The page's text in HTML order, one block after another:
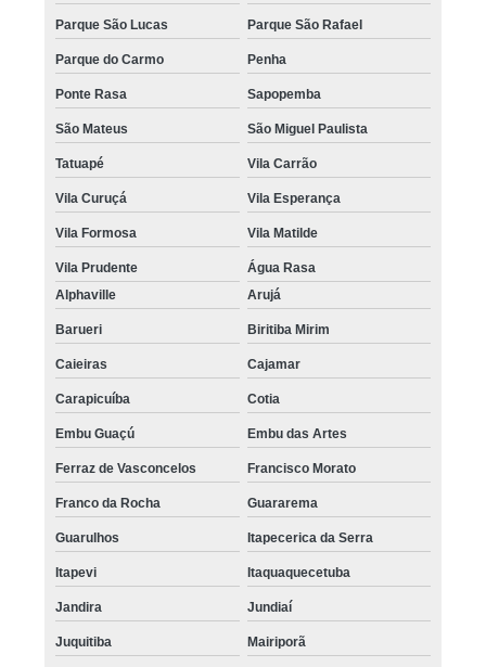
Parque São Lucas Parque São Rafael
Parque do Carmo Penha
Ponte Rasa Sapopemba
São Mateus São Miguel Paulista
Tatuapé Vila Carrão
Vila Curuçá Vila Esperança
Vila Formosa Vila Matilde
Vila Prudente
Água Rasa
Alphaville
Arujá
Barueri Biritiba Mirim
Caieiras Cajamar
Carapicuíba Cotia
Embu Guaçú Embu das Artes
Ferraz de Vasconcelos Francisco Morato
Franco da Rocha Guararema
Guarulhos Itapecerica da Serra
Itapevi Itaquaquecetuba
Jandira Jundiaí
Juquitiba Mairiporã